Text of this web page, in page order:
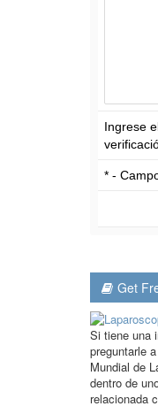
Ingrese
* -
Get
Si tiene una
preguntarle
Mundial de
dentro de
relacionada